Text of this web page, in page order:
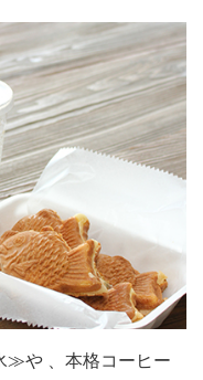
≫や 、本格コーヒー